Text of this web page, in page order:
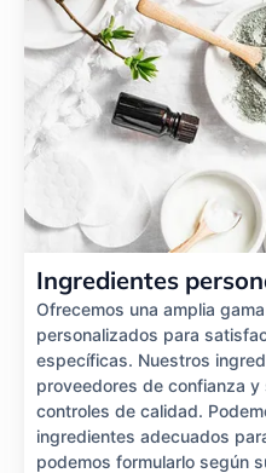
Ingredientes
Ofrecemos una amplia
personalizados para
específicas. Nuestros
proveedores de confianza
controles de calidad.
ingredientes adecuados
podemos formularlo según